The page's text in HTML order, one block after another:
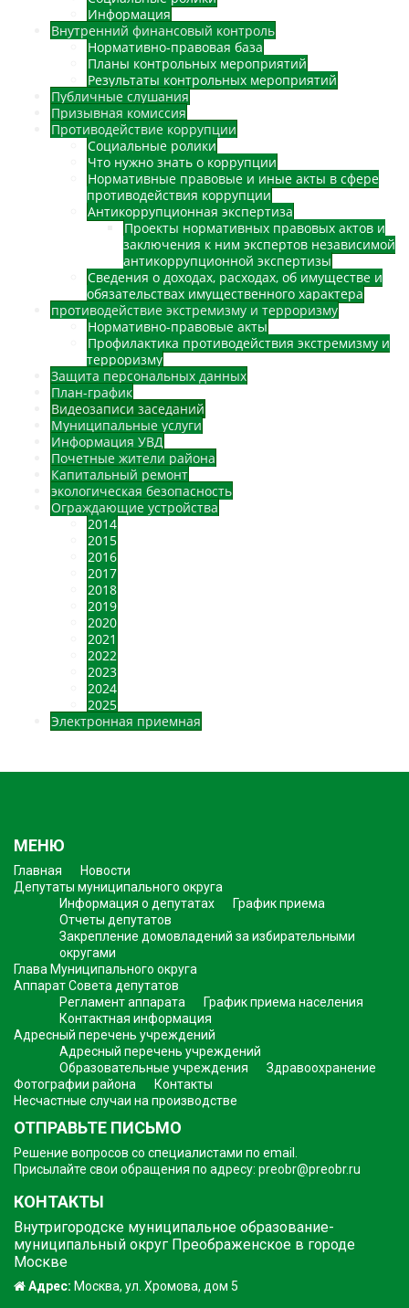
Информация
Внутренний финансовый контроль
Нормативно-правовая база
Планы контрольных мероприятий
Результаты контрольных мероприятий
Публичные слушания
Призывная комиссия
Противодействие коррупции
Социальные ролики
Что нужно знать о коррупции
Нормативные правовые и иные акты в сфере
противодействия коррупции
Антикоррупционная экспертиза
Проекты нормативных правовых актов и
заключения к ним экспертов независимой
антикоррупционной экспертизы
Сведения о доходах, расходах, об имуществе и
обязательствах имущественного характера
противодействие экстремизму и терроризму
Нормативно-правовые акты
Профилактика противодействия экстремизму и
терроризму
Защита персональных данных
План-график
Видеозаписи заседаний
Муниципальные услуги
Информация УВД
Почетные жители района
Капитальный ремонт
экологическая безопасность
Ограждающие устройства
2014
2015
2016
2017
2018
2019
2020
2021
2022
2023
2024
2025
Электронная приемная
МЕНЮ
Главная
Новости
Депутаты муниципального округа
Информация о депутатах
График приема
Отчеты депутатов
Закрепление домовладений за избирательными
округами
Глава Муниципального округа
Аппарат Совета депутатов
Регламент аппарата
График приема населения
Контактная информация
Адресный перечень учреждений
Адресный перечень учреждений
Образовательные учреждения
Здравоохранение
Фотографии района
Контакты
Несчастные случаи на производстве
ОТПРАВЬТЕ ПИСЬМО
Решение вопросов со специалистами по email.
Присылайте свои обращения по адресу: preobr@preobr.ru
КОНТАКТЫ
Внутригородске муниципальное образование-
муниципальный округ Преображенское в городе
Москве
Адрес: Москва, ул. Хромова, дом 5